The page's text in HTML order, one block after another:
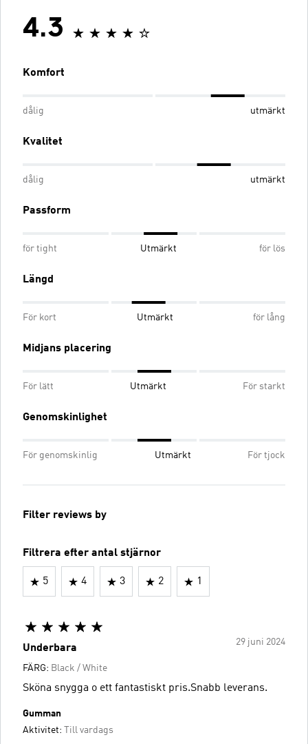
4.3
Komfort
dålig utmärkt
Kvalitet
dålig utmärkt
Passform
för tight Utmärkt för lös
Längd
För kort Utmärkt för lång
Midjans placering
För lätt Utmärkt För starkt
Genomskinlighet
För genomskinlig Utmärkt För tjock
Filter reviews by
Filtrera efter antal stjärnor
5 4 3 2 1
29 juni 2024
Underbara
FÄRG: Black / White
Sköna snygga o ett fantastiskt pris.Snabb leverans.
Gumman
Aktivitet:
Till vardags